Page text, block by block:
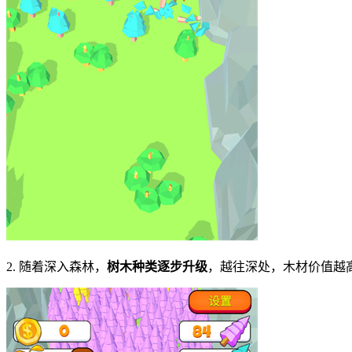
2. 随着深入森林， 树木种类逐步升级，越往深处，木材价值越